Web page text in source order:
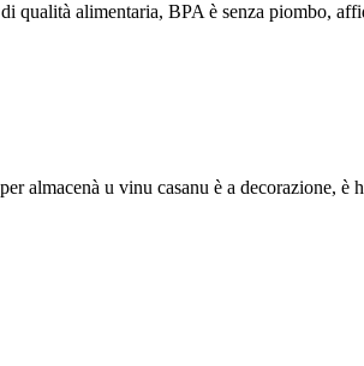
qualità alimentaria, BPA è senza piombo,
almacenà u vinu casanu è a decorazione, è